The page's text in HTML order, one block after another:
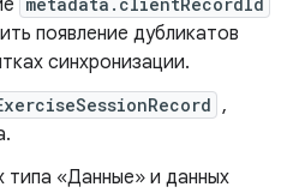
появление дубликатов
синхронизации.
,
типа «Данные» и данных